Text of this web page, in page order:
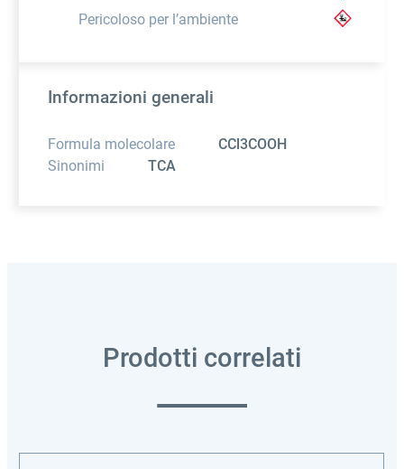
Pericoloso per l’ambiente
Informazioni generali
Formula molecolare
CCl3COOH
Sinonimi
TCA
Prodotti correlati